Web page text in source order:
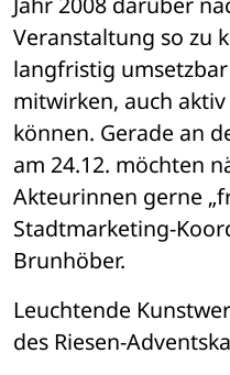
Veranstaltung so zu
langfristig
mitwirken, auch
können. Gerade an
am 24.12. möchten
Akteurinnen gerne
Stadtmarketing-
Brunhöber.
Leuchtende
des Riesen-